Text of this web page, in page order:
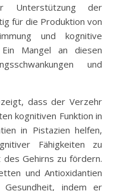
Unterstützung der
für die Produktion von
und kognitive
Mangel an diesen
und
dass der Verzehr
kognitiven Funktion in
in Pistazien helfen,
Fähigkeiten zu
des Gehirns zu fördern.
und Antioxidantien
indem er